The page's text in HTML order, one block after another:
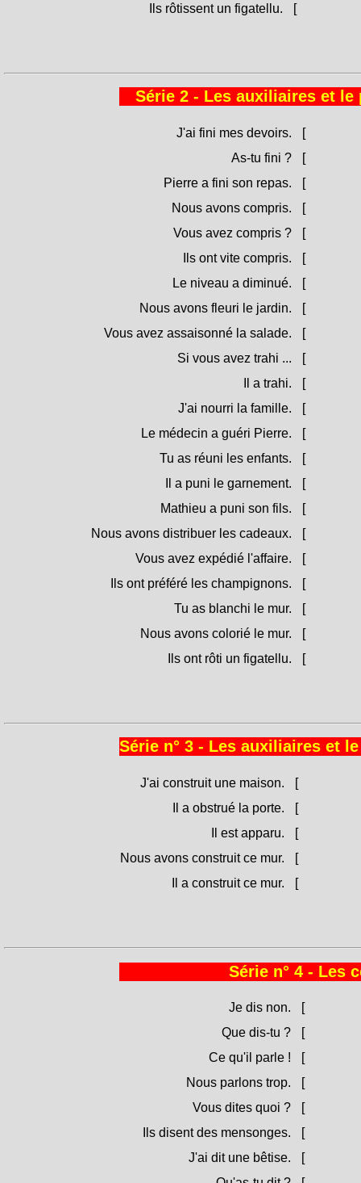
Ils rôtissent un figatellu.
[
Série 2 - Les auxiliaires et
J'ai fini mes devoirs. [
As-tu fini ?
[
Pierre a fini son repas.
[
Nous avons compris.
[
Vous avez compris ?
[
Ils ont vite compris.
[
Le niveau a diminué.
[
Nous avons fleuri le jardin.
[
Vous avez assaisonné la salade.
[
Si vous avez trahi ...
[
Il a trahi.
[
J'ai nourri la famille.
[
Le médecin a guéri Pierre.
[
Tu as réuni les enfants.
[
Il a puni le garnement.
[
Mathieu a puni son fils.
[
Nous avons distribuer les cadeaux.
[
Vous avez expédié l'affaire.
[
Ils ont préféré les champignons.
[
Tu as blanchi le mur.
[
Nous avons colorié le mur.
[
Ils ont rôti un figatellu.
[
Série n° 3 - Les auxiliaires et
J'ai construit une maison. [
Il a obstrué la porte.
[
Il est apparu.
[
Nous avons construit ce mur.
[
Il a construit ce mur.
[
Série n° 4 - Les
Je dis non. [
Que dis-tu ?
[
Ce qu'il parle !
[
Nous parlons trop.
[
Vous dites quoi ?
[
Ils disent des mensonges.
[
J'ai dit une bêtise.
[